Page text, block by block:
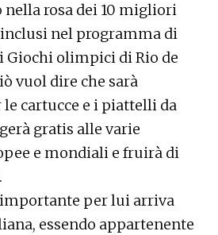
rosa dei 10 migliori
nel programma di
Giochi olimpici di Rio de
vuol dire che sarà
cartucce e i piattelli da
gratis alle varie
e mondiali e fruirà di
per lui arriva
essendo appartenente